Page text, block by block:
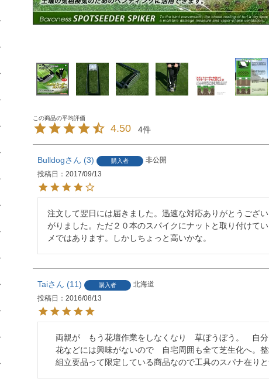
4.50 4
Bulldog 3 購入者
非公開
投稿日
2017/09/13
注文して翌日には届きました。迅速な対応ありがとうござ
がりました。ただ２０本のスパイクにナットと取り付けて
メではあります。しかしちょっと高いかな。
Tai 11 購入者
北海道
投稿日
2016/08/13
両親が　もう花壇作業をしなくなり　草ぼうぼう。　自
花などには興味がないので　自宅周囲も全て芝生化へ。
組立要品って限定している商品なので工具のスパナ在り